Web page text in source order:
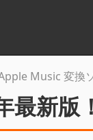
Music 変換
最新版